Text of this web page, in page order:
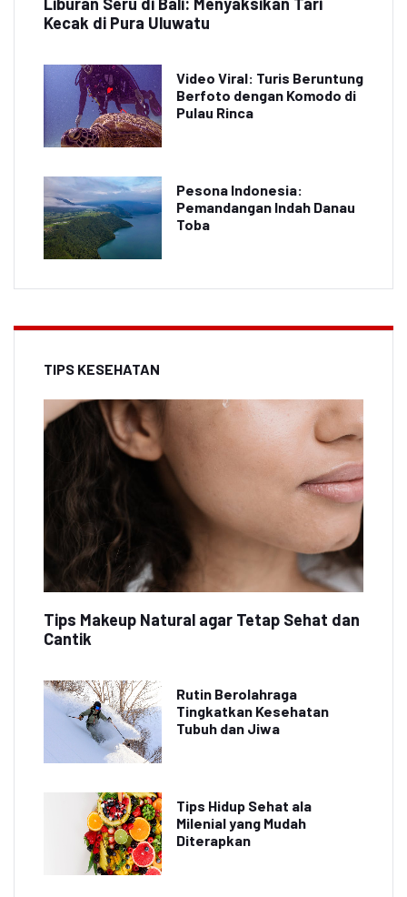
Kecak di Pura Uluwatu
Video Viral: Turis Beruntung
Berfoto dengan Komodo di
Pulau Rinca
Pesona Indonesia:
Pemandangan Indah Danau
Toba
TIPS KESEHATAN
Tips Makeup Natural agar Tetap Sehat dan
Cantik
Rutin Berolahraga
Tingkatkan Kesehatan
Tubuh dan Jiwa
Tips Hidup Sehat ala
Milenial yang Mudah
Diterapkan